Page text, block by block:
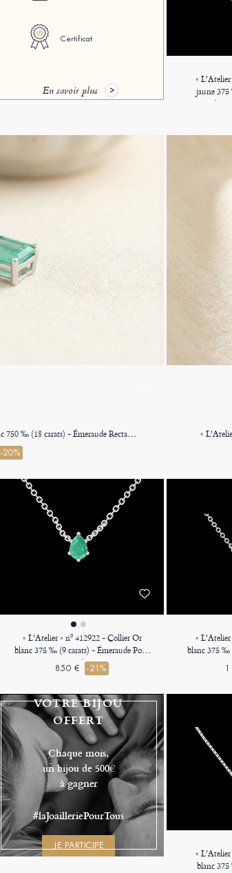
Certificat
En savoir plus
«
jaune
Rectangle
« L'Atelier » nº 207395 - Pendentif Or blanc 750 ‰ (18 carats) - Émeraude Rectangle 0.3 carat - Pas de chaîne
-20%
« L'Atelier » nº 412922 - Collier Or
blanc 375 ‰ (9 carats) - Émeraude Poire
0.3 carat - Chaîne Forçat
850 € -21%
«
blanc 375 ‰
0.3
VOTRE BIJOU
OFFERT
Chaque mois,
un bijou de 500€
à gagner
#laJoailleriePourTous
JE PARTICIPE
«
blanc